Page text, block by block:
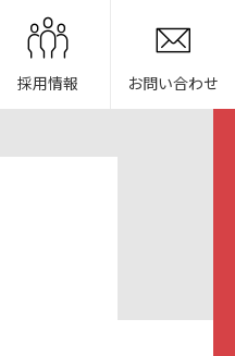
採用情報 お問い合わせ